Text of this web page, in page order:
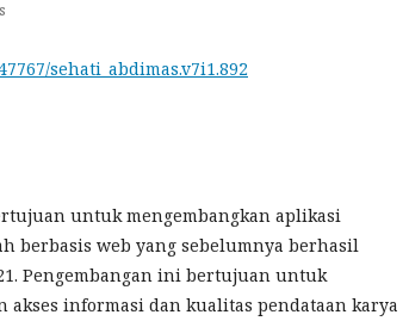
sehati_abdimas.v7i1.892
untuk mengembangkan aplikasi
berbasis web yang sebelumnya berhasil
Pengembangan ini bertujuan untuk
akses informasi dan kualitas pendataan karya